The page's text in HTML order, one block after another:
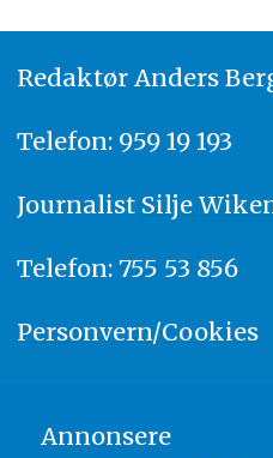
Redaktør Anders
Telefon: 959 19 193
Journalist Silje
Telefon: 755 53 856
Personvern/Cookies
Annonsere